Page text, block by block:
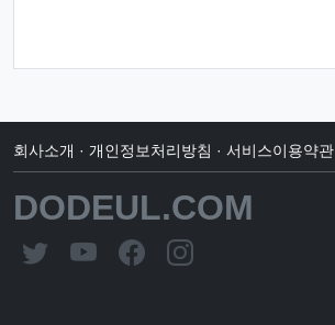
회사소개 · 개인정보처리방침 · 서비스이용약관
DODEUL.COM